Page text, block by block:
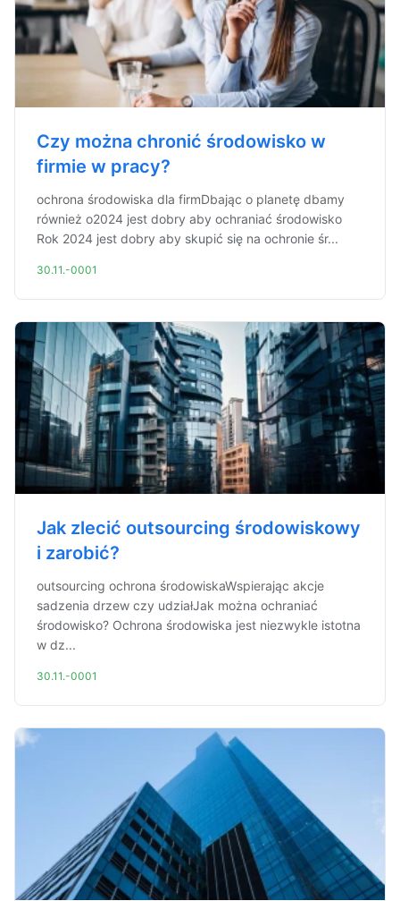
Czy można chronić środowisko w
firmie w pracy?
ochrona środowiska dla firmDbając o planetę dbamy
również o2024 jest dobry aby ochraniać środowisko
Rok 2024 jest dobry aby skupić się na ochronie śr...
30.11.-0001
Jak zlecić outsourcing środowiskowy
i zarobić?
outsourcing ochrona środowiskaWspierając akcje
sadzenia drzew czy udziałJak można ochraniać
środowisko? Ochrona środowiska jest niezwykle istotna
w dz...
30.11.-0001